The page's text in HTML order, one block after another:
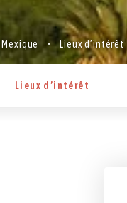
Lieux d’intérêt
Lieux d’intérêt